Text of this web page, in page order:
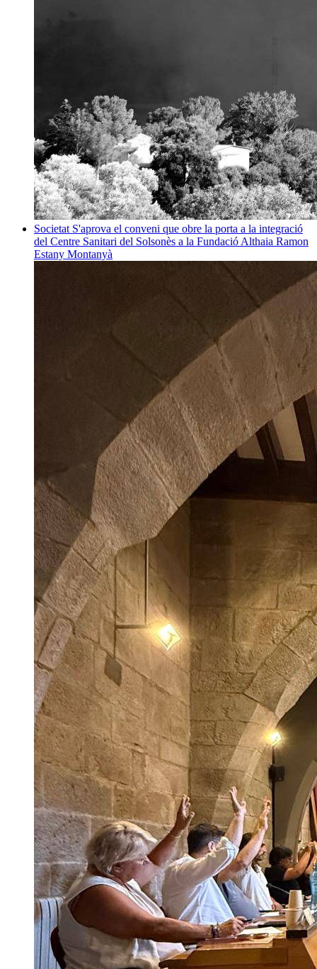
Societat S'aprova el conveni que obre la porta a la integració
del Centre Sanitari del Solsonès a la Fundació Althaia Ramon
Estany Montanyà